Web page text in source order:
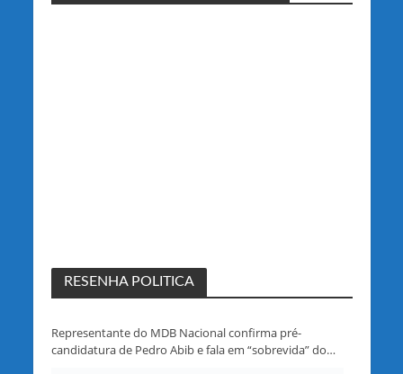
RESENHA POLITICA
Representante do MDB Nacional confirma pré-
candidatura de Pedro Abib e fala em “sobrevida” do